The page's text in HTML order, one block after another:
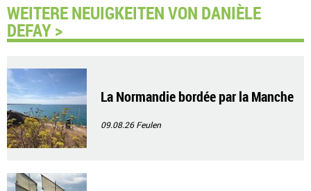
WEITERE NEUIGKEITEN VON DANIÈLE
DEFAY >
La Normandie bordée par la Manche
09.08.26Feulen